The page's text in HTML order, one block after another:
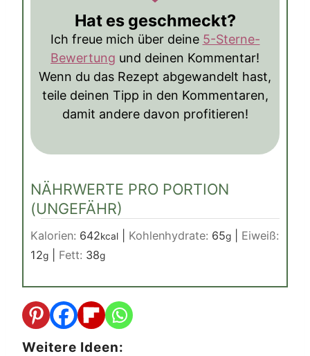
Hat es geschmeckt?
Ich freue mich über deine 5-Sterne-
Bewertung und deinen Kommentar!
Wenn du das Rezept abgewandelt hast,
teile deinen Tipp in den Kommentaren,
damit andere davon profitieren!
NÄHRWERTE PRO PORTION
(UNGEFÄHR)
Kalorien: 642kcal Kohlenhydrate: 65g
Eiweiß:
12g Fett: 38g
Weitere Ideen: